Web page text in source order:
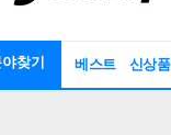
찾기 베스트 신상품